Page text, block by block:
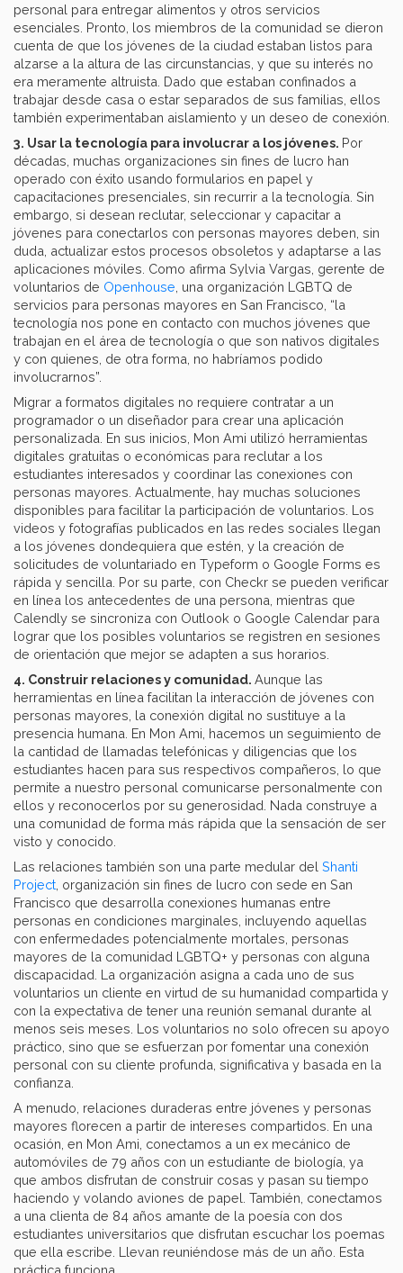
personal para entregar alimentos y otros servicios
esenciales. Pronto, los miembros de la comunidad se dieron
cuenta de que los jóvenes de la ciudad estaban listos para
alzarse a la altura de las circunstancias, y que su interés no
era meramente altruista. Dado que estaban confinados a
trabajar desde casa o estar separados de sus familias, ellos
también experimentaban aislamiento y un deseo de conexión.
3. Usar la tecnología para involucrar a los jóvenes. Por
décadas, muchas organizaciones sin fines de lucro han
operado con éxito usando formularios en papel y
capacitaciones presenciales, sin recurrir a la tecnología. Sin
embargo, si desean reclutar, seleccionar y capacitar a
jóvenes para conectarlos con personas mayores deben, sin
duda, actualizar estos procesos obsoletos y adaptarse a las
aplicaciones móviles. Como afirma Sylvia Vargas, gerente de
voluntarios de Openhouse , una organización LGBTQ de
servicios para personas mayores en San Francisco, “la
tecnología nos pone en contacto con muchos jóvenes que
trabajan en el área de tecnología o que son nativos digitales
y con quienes, de otra forma, no habríamos podido
involucrarnos”.
Migrar a formatos digitales no requiere contratar a un
programador o un diseñador para crear una aplicación
personalizada. En sus inicios, Mon Ami utilizó herramientas
digitales gratuitas o económicas para reclutar a los
estudiantes interesados y coordinar las conexiones con
personas mayores. Actualmente, hay muchas soluciones
disponibles para facilitar la participación de voluntarios. Los
videos y fotografías publicados en las redes sociales llegan
a los jóvenes dondequiera que estén, y la creación de
solicitudes de voluntariado en Typeform o Google Forms es
rápida y sencilla. Por su parte, con Checkr se pueden verificar
en línea los antecedentes de una persona, mientras que
Calendly se sincroniza con Outlook o Google Calendar para
lograr que los posibles voluntarios se registren en sesiones
de orientación que mejor se adapten a sus horarios.
4. Construir relaciones y comunidad. Aunque las
herramientas en línea facilitan la interacción de jóvenes con
personas mayores, la conexión digital no sustituye a la
presencia humana. En Mon Ami, hacemos un seguimiento de
la cantidad de llamadas telefónicas y diligencias que los
estudiantes hacen para sus respectivos compañeros, lo que
permite a nuestro personal comunicarse personalmente con
ellos y reconocerlos por su generosidad. Nada construye a
una comunidad de forma más rápida que la sensación de ser
visto y conocido.
Las relaciones también son una parte medular del Shanti
Project , organización sin fines de lucro con sede en San
Francisco que desarrolla conexiones humanas entre
personas en condiciones marginales, incluyendo aquellas
con enfermedades potencialmente mortales, personas
mayores de la comunidad LGBTQ+ y personas con alguna
discapacidad. La organización asigna a cada uno de sus
voluntarios un cliente en virtud de su humanidad compartida y
con la expectativa de tener una reunión semanal durante al
menos seis meses. Los voluntarios no solo ofrecen su apoyo
práctico, sino que se esfuerzan por fomentar una conexión
personal con su cliente profunda, significativa y basada en la
confianza.
A menudo, relaciones duraderas entre jóvenes y personas
mayores florecen a partir de intereses compartidos. En una
ocasión, en Mon Ami, conectamos a un ex mecánico de
automóviles de 79 años con un estudiante de biología, ya
que ambos disfrutan de construir cosas y pasan su tiempo
haciendo y volando aviones de papel. También, conectamos
a una clienta de 84 años amante de la poesía con dos
estudiantes universitarios que disfrutan escuchar los poemas
que ella escribe. Llevan reuniéndose más de un año. Esta